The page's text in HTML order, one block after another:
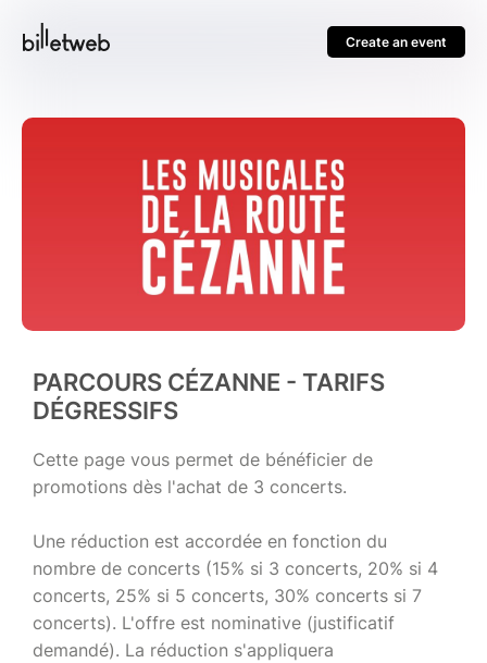
Create an event
PARCOURS CÉZANNE - TARIFS
DÉGRESSIFS
Cette page vous permet de bénéficier de
promotions dès l'achat de 3 concerts.
Une réduction est accordée en fonction du
nombre de concerts (15% si 3 concerts, 20% si 4
concerts, 25% si 5 concerts, 30% concerts si 7
concerts). L'offre est nominative (justificatif
demandé). La réduction s'appliquera